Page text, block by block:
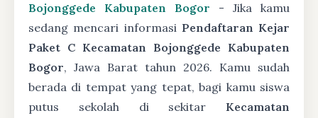
Bojonggede Kabupaten Bogor - Jika kamu
sedang mencari informasi Pendaftaran Kejar
Paket C Kecamatan Bojonggede Kabupaten
Bogor, Jawa Barat tahun 2026. Kamu sudah
berada di tempat yang tepat, bagi kamu siswa
putus sekolah di sekitar Kecamatan